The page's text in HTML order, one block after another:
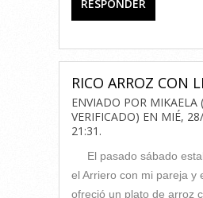
RESPONDER
RICO ARROZ CON
ENVIADO POR MIKAELA
VERIFICADO) EN MIÉ,
21:31 .
El pasado sábado
el Arriero con mi pareja y
ofreció un plato de arroz